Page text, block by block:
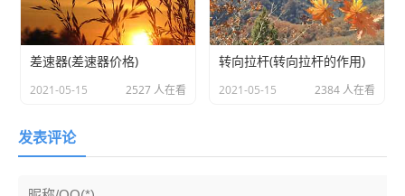
差速器(差速器价格)
2021-05-15 2527 人在看
转向拉杆(转向拉杆的作用)
2021-05-15 2384 人在看
发表评论